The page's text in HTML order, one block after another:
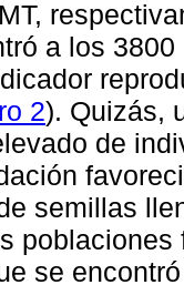
a los
2). Quizás,
de
semillas
se